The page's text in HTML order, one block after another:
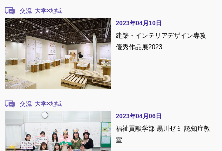
交流
建築・インテリアデザイン専攻
優秀作品展2023
2023年04月10日
交流
福祉貢献学部 黒川ゼミ 認知症教
室
2023年04月06日